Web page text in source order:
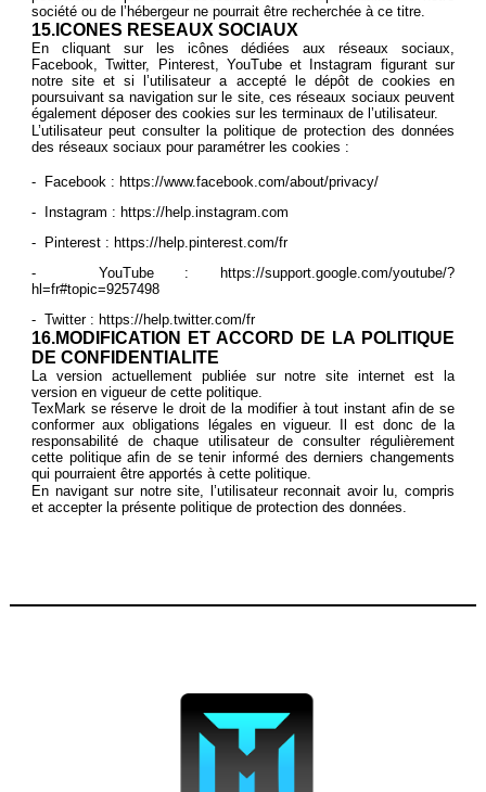
société ou de l’hébergeur ne pourrait être recherchée à ce titre.
15.ICONES RESEAUX SOCIAUX
En cliquant sur les icônes dédiées aux réseaux sociaux,
Facebook, Twitter, Pinterest, YouTube et Instagram figurant sur
notre site et si l’utilisateur a accepté le dépôt de cookies en
poursuivant sa navigation sur le site, ces réseaux sociaux peuvent
également déposer des cookies sur les terminaux de l’utilisateur.
L’utilisateur peut consulter la politique de protection des données
des réseaux sociaux pour paramétrer les cookies :
- Facebook : https://www.facebook.com/about/privacy/
- Instagram : https://help.instagram.com
- Pinterest : https://help.pinterest.com/fr
- YouTube :
https://support.google.com/youtube/?
hl=fr#topic=9257498
- Twitter : https://help.twitter.com/fr
16.MODIFICATION ET ACCORD DE LA POLITIQUE
DE CONFIDENTIALITE
La version actuellement publiée sur notre site internet est la
version en vigueur de cette politique.
TexMark se réserve le droit de la modifier à tout instant afin de se
conformer aux obligations légales en vigueur. Il est donc de la
responsabilité de chaque utilisateur de consulter régulièrement
cette politique afin de se tenir informé des derniers changements
qui pourraient être apportés à cette politique.
En navigant sur notre site, l’utilisateur reconnait avoir lu, compris
et accepter la présente politique de protection des données.